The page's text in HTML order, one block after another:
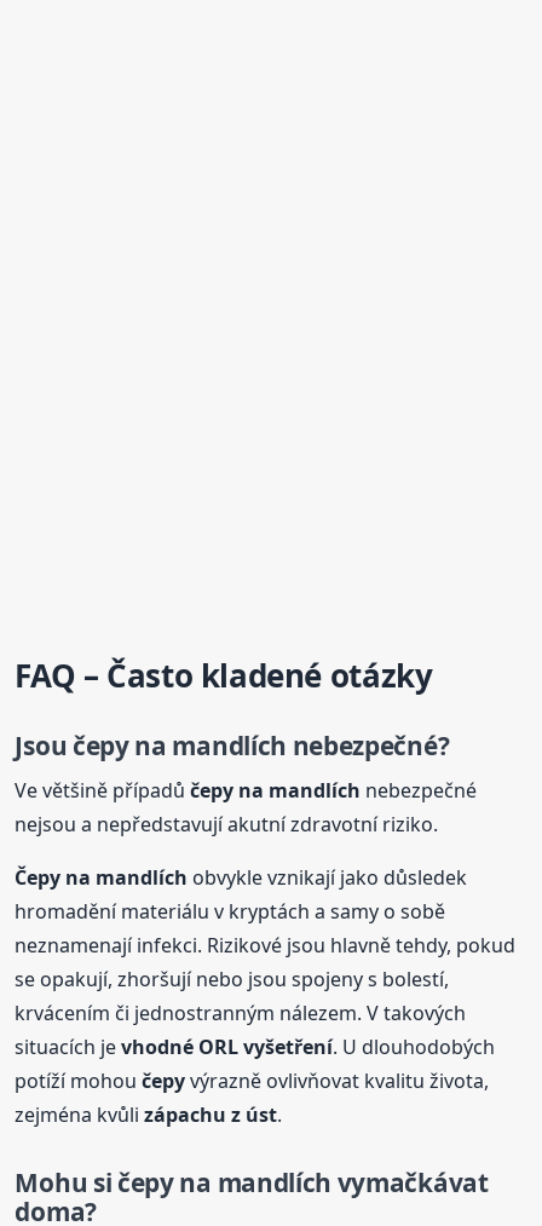
FAQ – Často kladené otázky
Jsou čepyna mandlích nebezpečné?
Ve většině případůčepy na mandlích nebezpečné
nejsou a nepředstavují akutní zdravotní riziko.
Čepy na mandlích obvykle vznikají jako důsledek
hromadění materiálu v kryptách a samy o sobě
neznamenají infekci. Rizikové jsou hlavně tehdy, pokud
se opakují, zhoršují nebo jsou spojeny s bolestí,
krvácením či jednostranným nálezem. V takových
situacích jevhodné ORL vyšetření. U dlouhodobých
potíží mohoučepyvýrazně ovlivňovat kvalitu života,
zejména kvůlizápachu z úst.
Mohu si čepyna mandlích vymačkávat
doma?